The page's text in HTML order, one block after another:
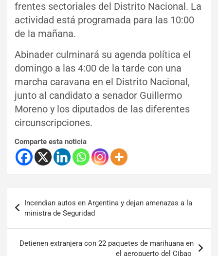
frentes sectoriales del Distrito Nacional. La
actividad está programada para las 10:00
de la mañana.
Abinader culminará su agenda política el
domingo a las 4:00 de la tarde con una
marcha caravana en el Distrito Nacional,
junto al candidato a senador Guillermo
Moreno y los diputados de las diferentes
circunscripciones.
Comparte esta noticia
Incendian autos en Argentina y dejan amenazas a la
ministra de Seguridad
Detienen extranjera con 22 paquetes de marihuana en
el aeropuerto del Cibao